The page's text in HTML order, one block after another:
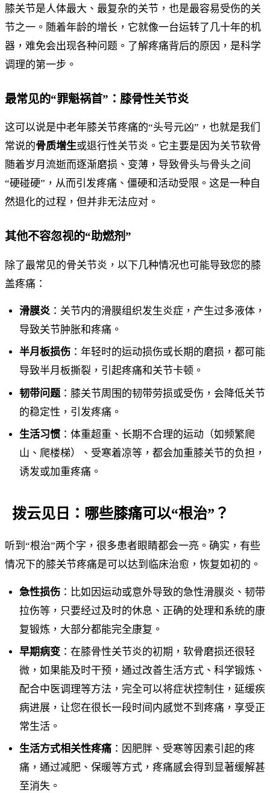
膝关节是人体最大、最复杂的关节，也是最容易受伤的关
节之一。随着年龄的增长，它就像一台运转了几十年的机
器，难免会出现各种问题。了解疼痛背后的原因，是科学
调理的第一步。
最常见的“罪魁祸首”：膝骨性关节炎
这可以说是中老年膝关节疼痛的“头号元凶”，也就是我们
常说的骨质增生或退行性关节炎。它主要是因为关节软骨
随着岁月流逝而逐渐磨损、变薄，导致骨头与骨头之间
“硬碰硬”，从而引发疼痛、僵硬和活动受限。这是一种自
然退化的过程，但并非无法应对。
其他不容忽视的“助燃剂”
除了最常见的骨关节炎，以下几种情况也可能导致您的膝
盖疼痛：
滑膜炎 ：关节内的滑膜组织发生炎症，产生过多液体，
导致关节肿胀和疼痛。
半月板损伤 ：年轻时的运动损伤或长期的磨损，都可能
导致半月板撕裂，引起疼痛和关节卡顿。
韧带问题 ：膝关节周围的韧带劳损或受伤，会降低关节
的稳定性，引发疼痛。
生活习惯 ：体重超重、长期不合理的运动（如频繁爬
山、爬楼梯）、受寒着凉等，都会加重膝关节的负担，
诱发或加重疼痛。
拨云见日：哪些膝痛可以“根治”？
听到“根治”两个字，很多患者眼睛都会一亮。确实，有些
情况下的膝关节疼痛是可以达到临床治愈，恢复如初的。
急性损伤 ：比如因运动或意外导致的急性滑膜炎、韧带
拉伤等，只要经过及时的休息、正确的处理和系统的康
复锻炼，大部分都能完全康复。
早期病变 ：在膝骨性关节炎的初期，软骨磨损还很轻
微，如果能及时干预，通过改善生活方式、科学锻炼、
配合中医调理等方法，完全可以将症状控制住，延缓疾
病进展，让您在很长一段时间内感觉不到疼痛，享受正
常生活。
生活方式相关性疼痛 ：因肥胖、受寒等因素引起的疼
痛，通过减肥、保暖等方式，疼痛感会得到显著缓解甚
至消失。